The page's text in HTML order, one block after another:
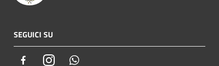
SEGUICI SU
FacebookInstagram